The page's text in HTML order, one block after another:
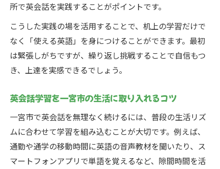
所で英会話を実践することがポイントです。
こうした実践の場を活用することで、机上の学習だけで
なく「使える英語」を身につけることができます。最初
は緊張しがちですが、繰り返し挑戦することで自信もつ
き、上達を実感できるでしょう。
英会話学習を一宮市の生活に取り入れるコツ
一宮市で英会話を無理なく続けるには、普段の生活リズ
ムに合わせて学習を組み込むことが大切です。例えば、
通勤や通学の移動時間に英語の音声教材を聞いたり、ス
マートフォンアプリで単語を覚えるなど、隙間時間を活